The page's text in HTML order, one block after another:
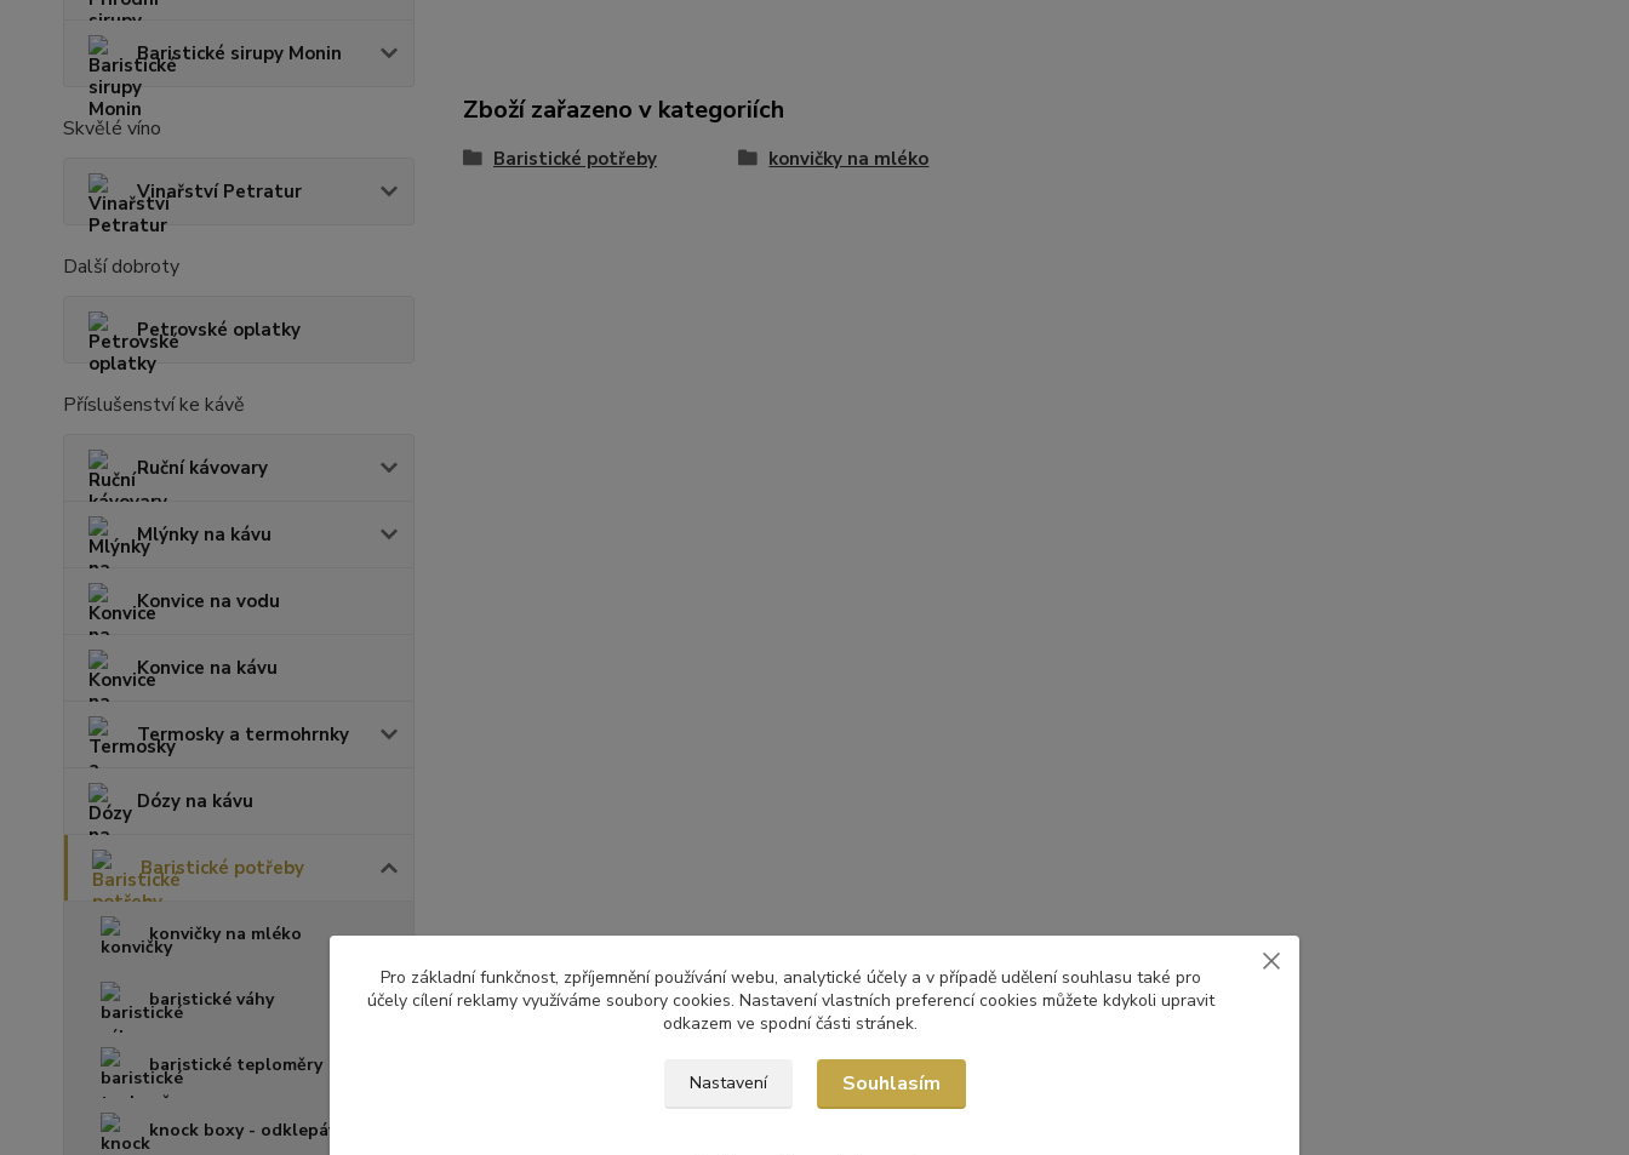
Baristické sirupy Monin
Skvělé víno
Vinařství Petratur
Další dobroty
Petrovské oplatky
Příslušenství ke kávě
Ruční kávovary
Mlýnky na kávu
Konvice na vodu
Konvice na kávu
Termosky a termohrnky
Dózy na kávu
Baristické potřeby
konvičky na mléko
baristické váhy
baristické teploměry
knock boxy - odklepávače
Zboží zařazeno v kategoriích
Baristické potřeby konvičky na mléko
Pro základní funkčnost, zpříjemnění používání webu, analytické účely a v případě udělení souhlasu také pro
účely cílení reklamy využíváme soubory cookies. Nastavení vlastních preferencí cookies můžete kdykoli upravit
odkazem ve spodní části stránek.
Nastavení Souhlasím